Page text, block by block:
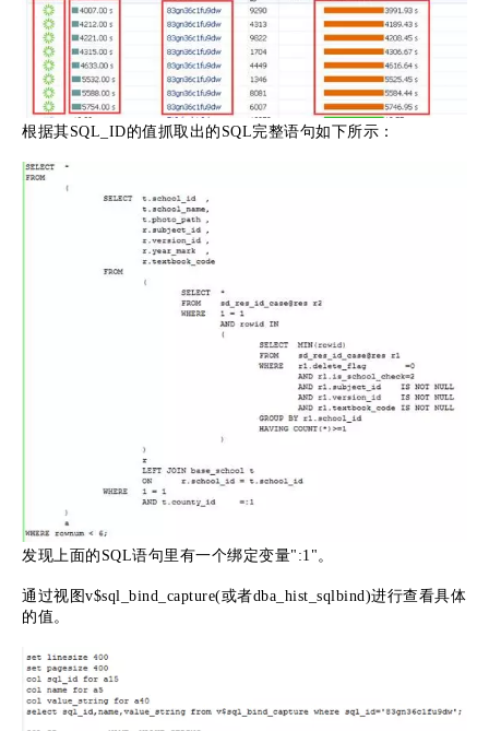
根据其SQL_ID的值抓取出的SQL完整语句如下所示：
发现上面的SQL语句里有一个绑定变量":1"。
通过视图v$sql_bind_capture(或者dba_hist_sqlbind)进行查看具体
的值。